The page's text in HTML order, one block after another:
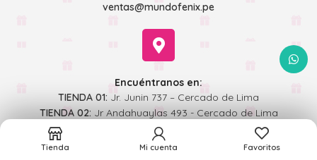
ventas@mundofenix.pe
Encuéntranos en:
TIENDA 01: Jr. Junin 737 – Cercado de Lima
TIENDA 02: Jr Andahuaylas 493 - Cercado de Lima
Tienda Mi cuenta Favoritos